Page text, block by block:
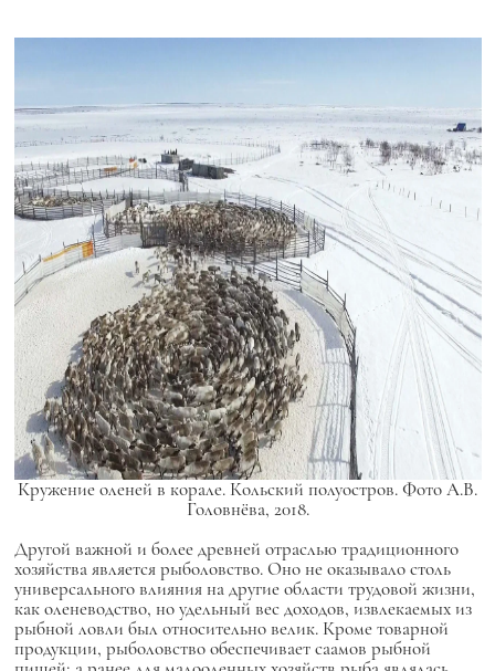
Кружение оленей в корале. Кольский полуостров. Фото А.В.
Головнёва, 2018.
Другой важной и более древней отраслью традиционного
хозяйства является рыболовство. Оно не оказывало столь
универсального влияния на другие области трудовой жизни,
как оленеводство, но удельный вес доходов, извлекаемых из
рыбной ловли был относительно велик. Кроме товарной
продукции, рыболовство обеспечивает саамов рыбной